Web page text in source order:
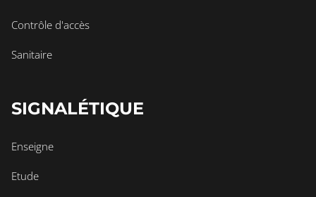
Contrôle d'accès
Sanitaire
SIGNALÉTIQUE
Enseigne
Etude